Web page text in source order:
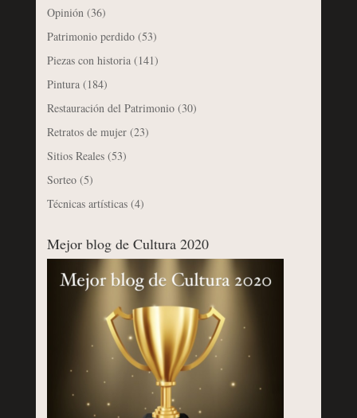
Opinión(36)
Patrimonio perdido(53)
Piezas con historia(141)
Pintura(184)
Restauración del Patrimonio(30)
Retratos de mujer(23)
Sitios Reales(53)
Sorteo(5)
Técnicas artísticas(4)
Mejor blog de Cultura 2020